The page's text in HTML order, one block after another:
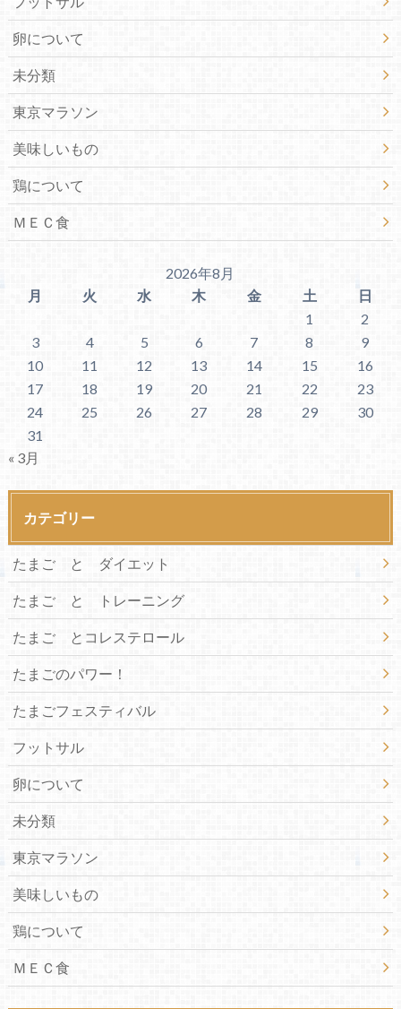
卵について
未分類
東京マラソン
美味しいもの
鶏について
ＭＥＣ食
2026年8月
月
火 水 木 金 土
日
1
2
3
4 5 6 7 8
9
10
11 12 13 14 15
16
17
18 19 20 21 22
23
24
25 26 27 28 29
30
31
« 3月
カテゴリー
たまご と ダイエット
たまご と トレーニング
たまご とコレステロール
たまごのパワー！
たまごフェスティバル
フットサル
卵について
未分類
東京マラソン
美味しいもの
鶏について
ＭＥＣ食